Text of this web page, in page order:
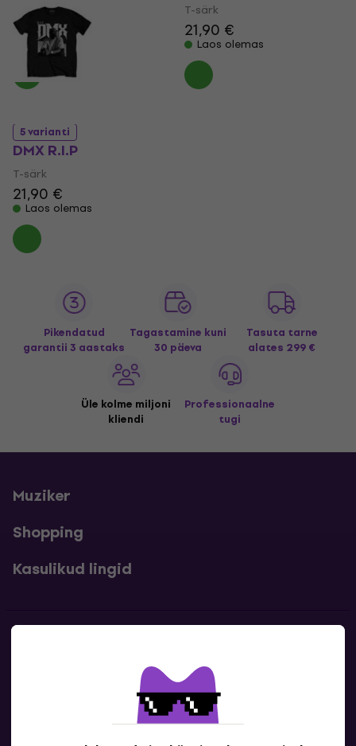
T-särk
21,90 €
Laos olemas
T-särk
21,90 €
Laos olemas
5 varianti
DMX R.I.P
T-särk
21,90 €
Laos olemas
Pikendatud
garantii 3 aastaks
Tagastamine kuni
30 päeva
Tasuta tarne
alates 299 €
Üle kolme miljoni
kliendi
Professionaalne
tugi
Muziker
Shopping
Kasulikud lingid
Kontaktandmed